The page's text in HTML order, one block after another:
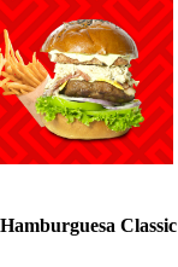
Hamburguesa Classic